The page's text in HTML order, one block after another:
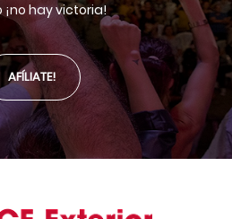
¡no hay victoria!
AFÍLIATE!